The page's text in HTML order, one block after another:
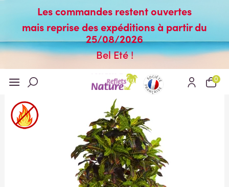
Les commandes restent ouvertes
mais reprise des expéditions à partir du
25/08/2026
Bel Eté !
0